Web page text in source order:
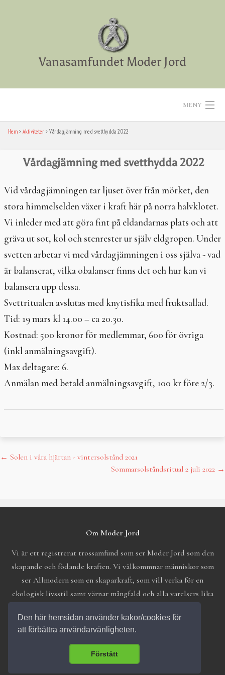
Den här hemsidan använder kakor/cookies för
att förbättra användarvänligheten.
Förstått
Vanasamfundet Moder Jord
MENY
Hem
Aktiviteter
Texter
Diverse
In English
Hem Aktiviteter Vårdagjämning med svetthydda 2022
Vårdagjämning med svetthydda 2022
Vid vårdagjämningen tar ljuset över från mörket, den
stora himmelselden växer i kraft här på norra halvklotet.
Vi inleder med att göra fint på eldandarnas plats och att
gräva ut sot, kol och stenrester ur själv eldgropen. Under
svetten arbetar vi med vårdagjämningen i oss själva - vad
är balanserat, vilka obalanser finns det och hur kan vi
balansera upp dessa.
Svettritualen avslutas med knytisfika med fruktsallad.
Tid: 19 mars kl 14.00 – ca 20.30.
Kostnad: 500 kronor för medlemmar, 600 för övriga
(inkl anmälningsavgift).
Max deltagare: 6.
Anmälan med betald anmälningsavgift, 100 kr före 2/3.
Post
← Solen i våra hjärtan - vintersolstånd 2021
Sommarsolståndsritual 2 juli 2022 →
Om Moder Jord
Vi är ett registrerat trossamfund som ser Moder Jord som den
skapande och födande kraften. Vi välkommnar människor som
ser Allmodern som en skaparkraft, som vill verka för en
ekologisk livsstil samt värnar mångfald och alla varelsers lika